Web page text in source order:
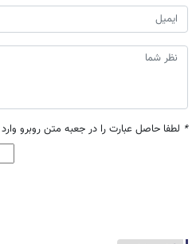
* لطفا حاصل عبارت را در جعبه متن روبرو